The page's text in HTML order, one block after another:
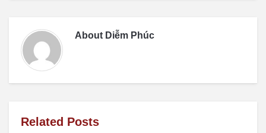
About Diễm Phúc
Related Posts